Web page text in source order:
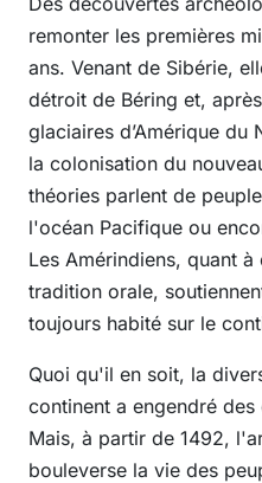
remonter les premières
ans. Venant de Sibérie,
détroit de Béring et,
glaciaires d’Amérique du
la colonisation du
théories parlent de
l'océan Pacifique ou
Les Amérindiens, quant
tradition orale,
toujours habité sur le
Quoi qu'il en soit, la
continent a engendré
Mais, à partir de 1492,
bouleverse la vie des